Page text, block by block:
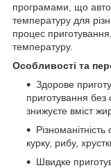
програмами, що
температуру для
процес
температуру.
Особливості та
Здорове
приготування без
знижуєте вміст
курку, рибу,
Швидке